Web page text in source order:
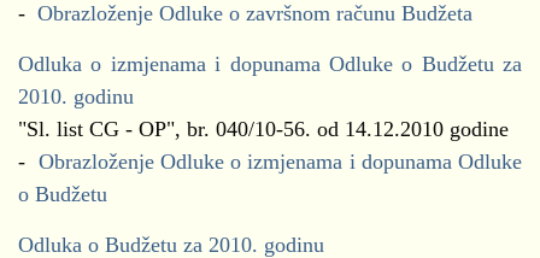
- Obrazloženje Odluke o završnom računu Budžeta
Odluka o izmjenama i dopunama Odluke o Budžetu za
2010. godinu
"Sl. list CG - OP", br. 040/10-56. od 14.12.2010 godine
- Obrazloženje Odluke o izmjenama i dopunama Odluke
o Budžetu
Odluka o Budžetu za 2010. godinu